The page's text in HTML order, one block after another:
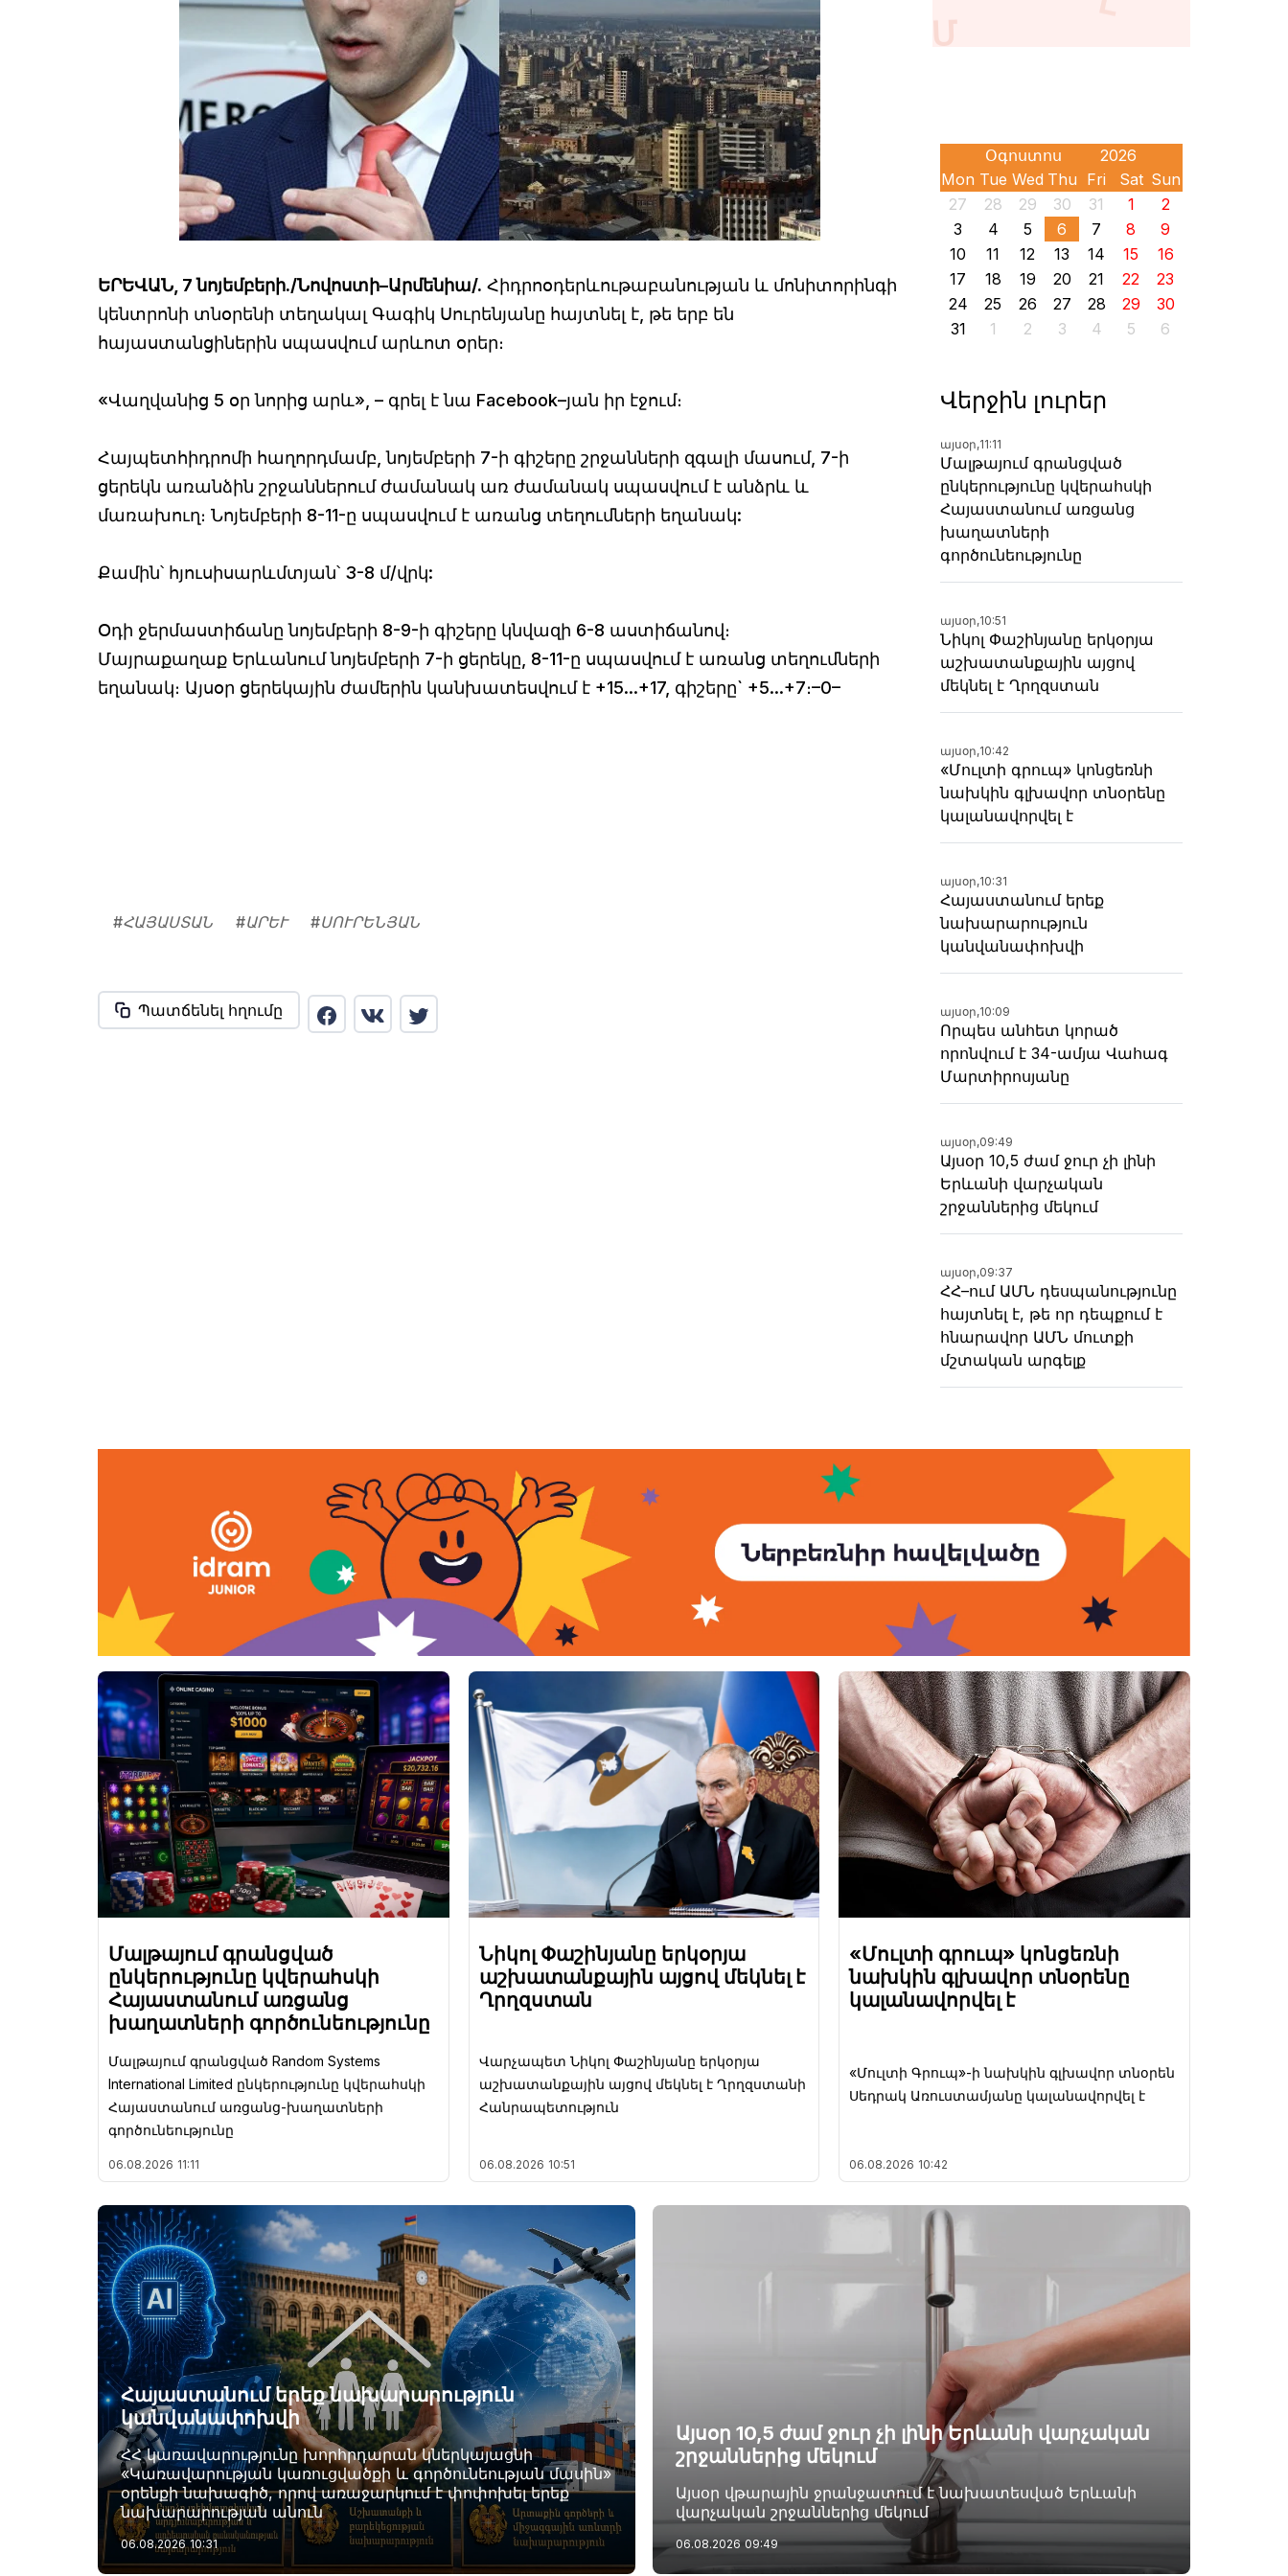
ԵՐԵՎԱՆ, 7 նոյեմբերի./Նովոստի–Արմենիա/. Հիդրոօդերևութաբանության և մոնիտորինգի
կենտրոնի տնօրենի տեղակալ Գագիկ Սուրենյանը հայտնել է, թե երբ են
հայաստանցիներին սպասվում արևոտ օրեր։
«Վաղվանից 5 օր նորից արև», – գրել է նա Facebook–յան իր էջում։
Հայպետհիդրոմի հաղորդմամբ, նոյեմբերի 7-ի գիշերը շրջանների զգալի մասում, 7-ի
ցերեկն առանձին շրջաններում ժամանակ առ ժամանակ սպասվում է անձրև և
մառախուղ։ Նոյեմբերի 8-11-ը սպասվում է առանց տեղումների եղանակ:
Քամին՝ հյուսիսարևմտյան՝ 3-8 մ/վրկ:
Օդի ջերմաստիճանը նոյեմբերի 8-9-ի գիշերը կնվազի 6-8 աստիճանով։
Մայրաքաղաք Երևանում նոյեմբերի 7-ի ցերեկը, 8-11-ը սպասվում է առանց տեղումների
եղանակ։ Այսօր ցերեկային ժամերին կանխատեսվում է +15...+17, գիշերը` +5...+7։–0–
#ՀԱՅԱՍՏԱՆ #ԱՐԵՒ #ՍՈՒՐԵՆՅԱՆ
Պատճենել հղումը
Mon Tue Wed Thu Fri Sat Sun
27
28 29 30 31 1
2
3
4 5 6 7 8
9
10
11 12 13 14 15
16
17
18 19 20 21 22
23
24
25 26 27 28 29
30
31
1 2 3 4 5 6
Վերջին լուրեր
այսօր,11:11
Մալթայում գրանցված
ընկերությունը կվերահսկի
Հայաստանում առցանց
խաղատների
գործունեությունը
այսօր,10:51
Նիկոլ Փաշինյանը երկօրյա
աշխատանքային այցով
մեկնել է Ղրղզստան
այսօր,10:42
«Մուլտի գրուպ» կոնցեռնի
նախկին գլխավոր տնօրենը
կալանավորվել է
այսօր,10:31
Հայաստանում երեք
նախարարություն
կանվանափոխվի
այսօր,10:09
Որպես անհետ կորած
որոնվում է 34-ամյա Վահագ
Մարտիրոսյանը
այսօր,09:49
Այսօր 10,5 ժամ ջուր չի լինի
Երևանի վարչական
շրջաններից մեկում
այսօր,09:37
ՀՀ–ում ԱՄՆ դեսպանությունը
հայտնել է, թե որ դեպքում է
հնարավոր ԱՄՆ մուտքի
մշտական արգելք
Մալթայում գրանցված
ընկերությունը կվերահսկի
Հայաստանում առցանց
խաղատների գործունեությունը
Մալթայում գրանցված Random Systems
International Limited ընկերությունը կվերահսկի
Հայաստանում առցանց-խաղատների
գործունեությունը
06.08.2026 11:11
Նիկոլ Փաշինյանը երկօրյա
աշխատանքային այցով մեկնել է
Ղրղզստան
Վարչապետ Նիկոլ Փաշինյանը երկօրյա
աշխատանքային այցով մեկնել է Ղրղզստանի
Հանրապետություն
06.08.2026 10:51
«Մուլտի գրուպ» կոնցեռնի
նախկին գլխավոր տնօրենը
կալանավորվել է
«Մուլտի Գրուպ»-ի նախկին գլխավոր տնօրեն
Սեդրակ Առուստամյանը կալանավորվել է
06.08.2026 10:42
Հայաստանում երեք նախարարություն
կանվանափոխվի
ՀՀ կառավարությունը խորհրդարան կներկայացնի
«Կառավարության կառուցվածքի և գործունեության մասին»
օրենքի նախագիծ, որով առաջարկում է փոփոխել երեք
նախարարության անուն
06.08.2026 10:31
Այսօր 10,5 ժամ ջուր չի լինի Երևանի վարչական
շրջաններից մեկում
Այսօր վթարային ջրանջատում է նախատեսված Երևանի
վարչական շրջաններից մեկում
06.08.2026 09:49